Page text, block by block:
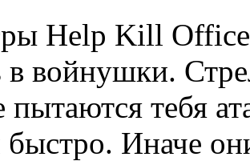
Help Kill Office
в войнушки.
пытаются тебя
быстро. Иначе